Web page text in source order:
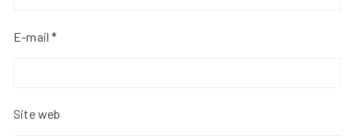
E-mail*
Site web